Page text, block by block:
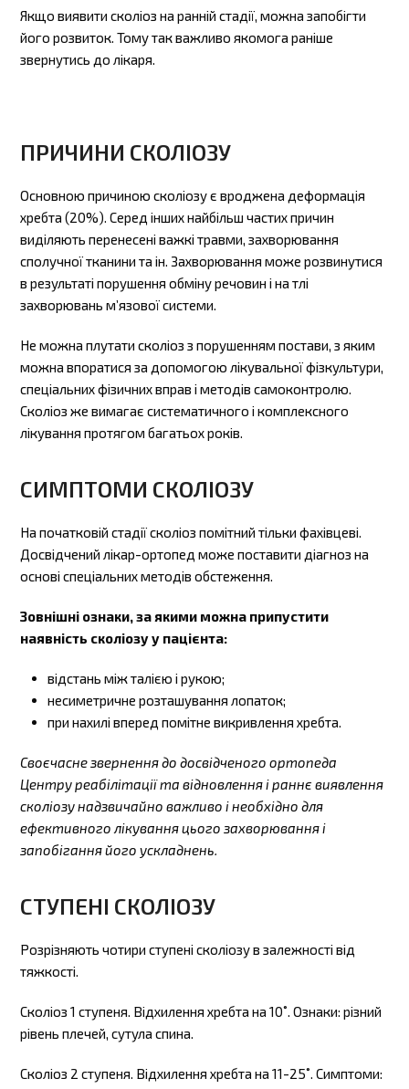
Якщо виявити сколіоз на ранній стадії, можна запобігти
його розвиток. Тому так важливо якомога раніше
звернутись до лікаря.
ПРИЧИНИ СКОЛІОЗУ
Основною причиною сколіозу є вроджена деформація
хребта (20%). Серед інших найбільш частих причин
виділяють перенесені важкі травми, захворювання
сполучної тканини та ін. Захворювання може розвинутися
в результаті порушення обміну речовин і на тлі
захворювань м’язової системи.
Не можна плутати сколіоз з порушенням постави, з яким
можна впоратися за допомогою лікувальної фізкультури,
спеціальних фізичних вправ і методів самоконтролю.
Сколіоз же вимагає систематичного і комплексного
лікування протягом багатьох років.
СИМПТОМИ СКОЛІОЗУ
На початковій стадії сколіоз помітний тільки фахівцеві.
Досвідчений лікар-ортопед може поставити діагноз на
основі спеціальних методів обстеження.
Зовнішні ознаки, за якими можна припустити
наявність сколіозу у пацієнта:
відстань між талією і рукою;
несиметричне розташування лопаток;
при нахилі вперед помітне викривлення хребта.
Своєчасне звернення до досвідченого ортопеда
Центру реабілітації та відновлення і раннє виявлення
сколіозу надзвичайно важливо і необхідно для
ефективного лікування цього захворювання і
запобігання його ускладнень.
СТУПЕНІ СКОЛІОЗУ
Розрізняють чотири ступені сколіозу в залежності від
тяжкості.
Сколіоз 1 ступеня. Відхилення хребта на 10˚. Ознаки: різний
рівень плечей, сутула спина.
Сколіоз 2 ступеня. Відхилення хребта на 11-25˚. Симптоми: